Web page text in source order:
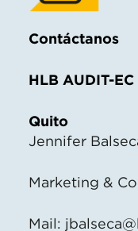
Contáctanos
HLB AUDIT-EC
Quito
Jennifer
Marketing &
Mail: